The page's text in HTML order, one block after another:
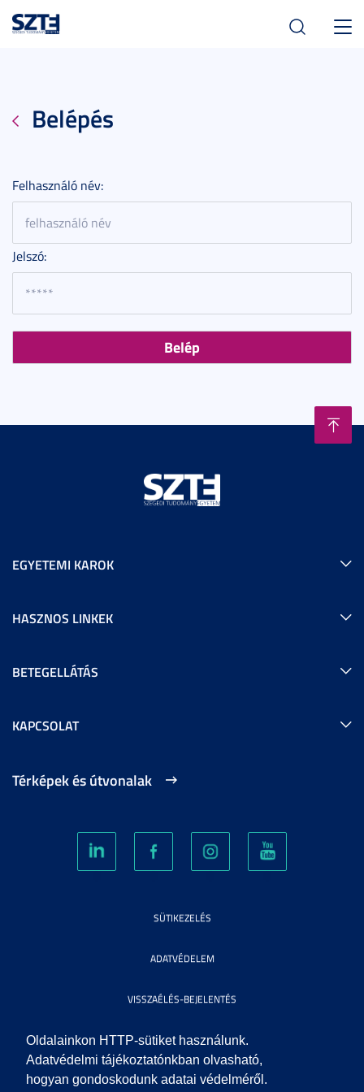
Oldalainkon HTTP-sütiket használunk.
Adatvédelmi tájékoztatónkban olvasható,
hogyan gondoskodunk adatai védelméről.
Belépés
Felhasználó név:
Jelszó:
EGYETEMI KAROK
HASZNOS LINKEK
BETEGELLÁTÁS
KAPCSOLAT
Térképek és útvonalak
SÜTIKEZELÉS
ADATVÉDELEM
VISSZAÉLÉS-BEJELENTÉS
KÖZÉRDEKŰ ADATOK
IMPRESSZUM